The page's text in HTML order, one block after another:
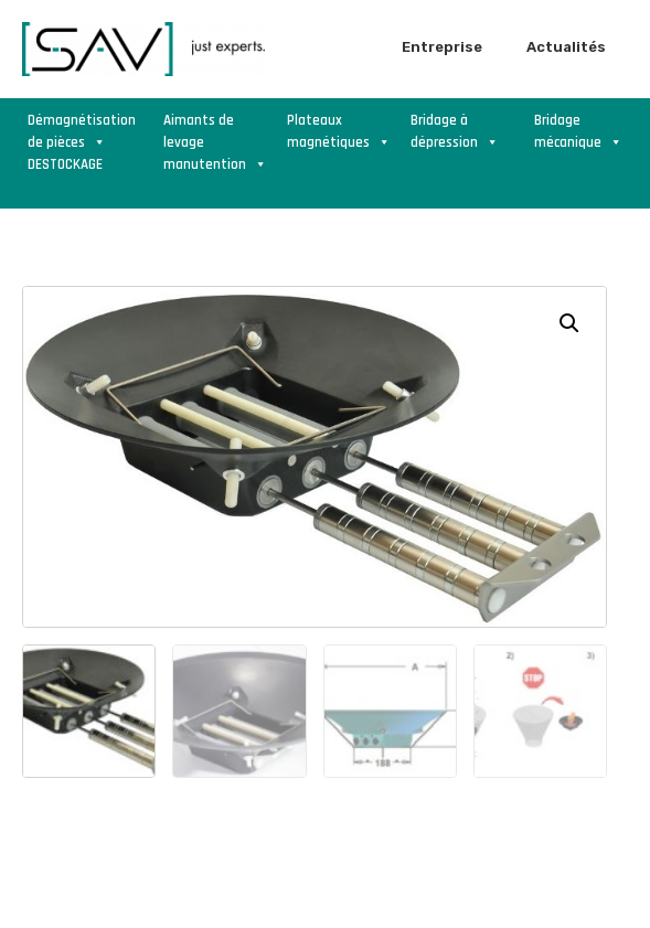
Entreprise Actualités
Démagnétisation
de pièces
Aimants de
levage
manutention
Plateaux
magnétiques
Bridage à
dépression
Bridage
mécanique
DESTOCKAGE